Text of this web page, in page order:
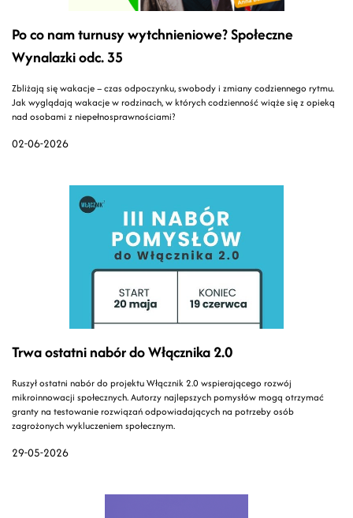
02-06-2026
Po co nam turnusy wytchnieniowe? Społeczne
Wynalazki odc. 35
Zbliżają się wakacje – czas odpoczynku, swobody i zmiany codziennego rytmu.
Jak wyglądają wakacje w rodzinach, w których codzienność wiąże się z opieką
nad osobami z niepełnosprawnościami?
29-05-2026
Trwa ostatni nabór do Włącznika 2.0
Ruszył ostatni nabór do projektu Włącznik 2.0 wspierającego rozwój
mikroinnowacji społecznych. Autorzy najlepszych pomysłów mogą otrzymać
granty na testowanie rozwiązań odpowiadających na potrzeby osób
zagrożonych wykluczeniem społecznym.